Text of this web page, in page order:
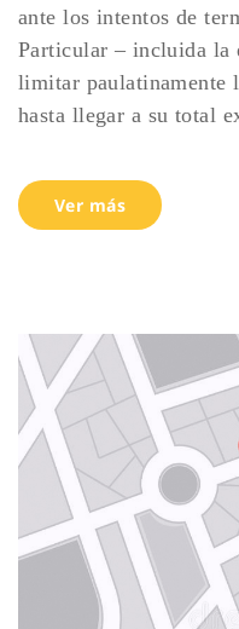
ante los intentos de
Particular – incluida la
limitar paulatinamente
hasta llegar a su total
Ver más